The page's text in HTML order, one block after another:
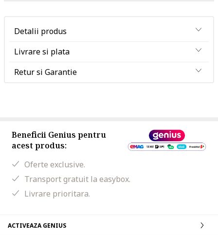
Detalii produs
Livrare si plata
Retur si Garantie
Beneficii Genius pentru
acest produs:
Oferte exclusive.
Transport gratuit la easybox.
Livrare prioritara.
ACTIVEAZA GENIUS